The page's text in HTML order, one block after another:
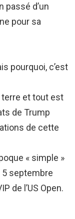
passé d’un
pour sa
pourquoi, c’est
terre et tout est
de Trump
de cette
« simple »
5 septembre
de l’US Open.